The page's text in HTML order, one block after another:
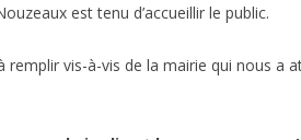
est tenu d’accueillir le public.
remplir vis-à-vis de la mairie qui nous a